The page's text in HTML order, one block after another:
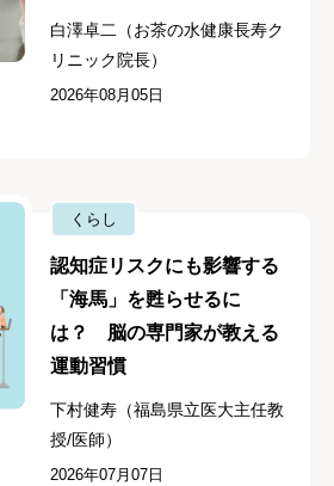
白澤卓二（お茶の水健康長寿ク
リニック院長）
2026年08月05日
くらし
認知症リスクにも影響する
「海馬」を甦らせるに
は？ 脳の専門家が教える
運動習慣
下村健寿（福島県立医大主任教
授/医師）
2026年07月07日